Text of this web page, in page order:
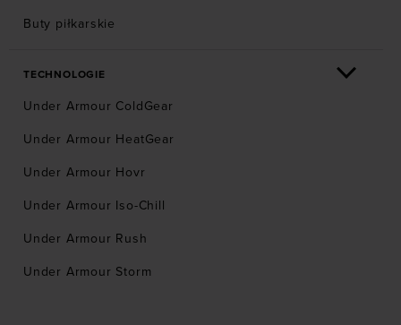
Buty piłkarskie
TECHNOLOGIE
Under Armour ColdGear
Under Armour HeatGear
Under Armour Hovr
Under Armour Iso-Chill
Under Armour Rush
Under Armour Storm